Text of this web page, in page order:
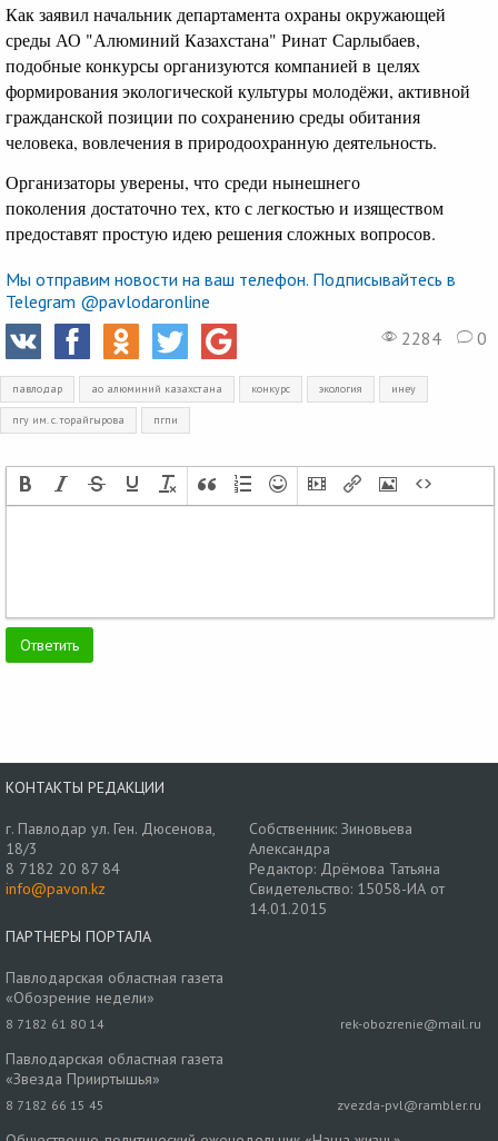
Как заявил начальник департамента охраны окружающей
среды АО "Алюминий Казахстана" Ринат Сарлыбаев,
подобные конкурсы организуются компанией в целях
формирования экологической культуры молодёжи, активной
гражданской позиции по сохранению среды обитания
человека, вовлечения в природоохранную деятельность.
Организаторы уверены, что среди нынешнего
поколения достаточно тех, кто с легкостью и изяществом
предоставят простую идею решения сложных вопросов.
Мы отправим новости на ваш телефон. Подписывайтесь в
Telegram @pavlodaronline
2284
0
павлодар ао алюминий казахстана конкурс экология инеу
пгу им. с. торайгырова пгпи
КОНТАКТЫ РЕДАКЦИИ
г. Павлодар ул. Ген. Дюсенова,
18/3
8 7182 20 87 84
info@pavon.kz
Собственник: Зиновьева
Александра
Редактор: Дрёмова Татьяна
Свидетельство: 15058-ИА от
14.01.2015
ПАРТНЕРЫ ПОРТАЛА
Павлодарская областная газета
«Обозрение недели»
8 7182 61 80 14 rek-obozrenie@mail.ru
Павлодарская областная газета
«Звезда Прииртышья»
8 7182 66 15 45 zvezda-pvl@rambler.ru